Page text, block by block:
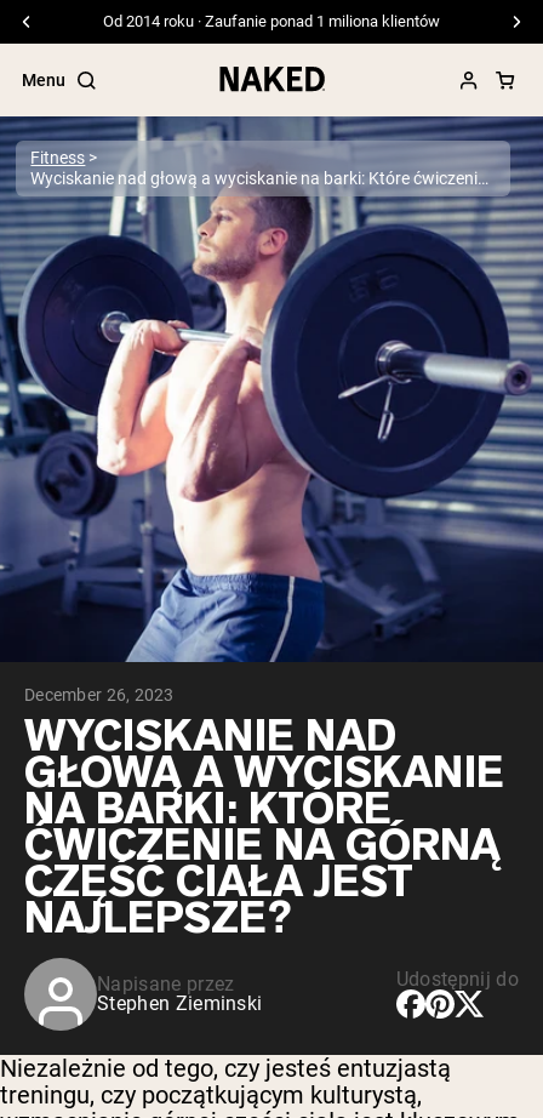
Od 2014 roku · Zaufanie ponad 1 miliona klientów
Menu
Popularne wyszukiwania
”Protein Powder“
”Overnight Oats“
”Vegan protein“
”Collagen“
”Micellar Casein“
ODŻYWKI BIAŁKOWEBestsellery
Białko grochu
Odżywka Białkowa z Serwatki z mleka
krów karmionych trawą
Peptydy kolagenowe
Czekoladowa serwatka z mleka krów
karmionych trawą
Serwatka z trawy karmionej wanilią
Serwatka z mleka krów karmionych
trawą
WEGAŃSKIE ODŻYWKI
BIAŁKOWE
Bestsellery
Białko grochu
Shop All Wegańskie Odżywki Białkowe
Fitness
Wyciskanie nad głową a wyciskanie na barki: Które ćwiczenie na górną część ciała jest najlepsze?
December 26, 2023
WYCISKANIE NAD
GŁOWĄ A WYCISKANIE
NA BARKI: KTÓRE
ĆWICZENIE NA GÓRNĄ
CZĘŚĆ CIAŁA JEST
NAJLEPSZE?
Napisane przez
Stephen Zieminski
Udostępnij do
Niezależnie od tego, czy jesteś entuzjastą
treningu, czy początkującym kulturystą,